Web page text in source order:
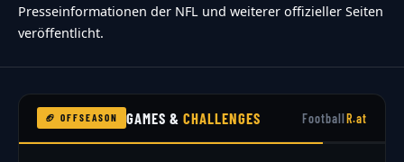
m\u00f6glich","thank-you":"TOUCHDOWN!!!
Vielen Dank f\u00fcr deine Teilnahme!","too-
many-chars-for-custom-field":"Text for
{custom_field_name} is too long"},"results":
{"single-vote":"Stimme","multiple-
votes":"Stimmen","single-
Presseinformationen der NFL und weiterer offizieller Seiten
veröffentlicht.
🏈 OFFSEASON GAMES &CHALLENGES FootballR.at